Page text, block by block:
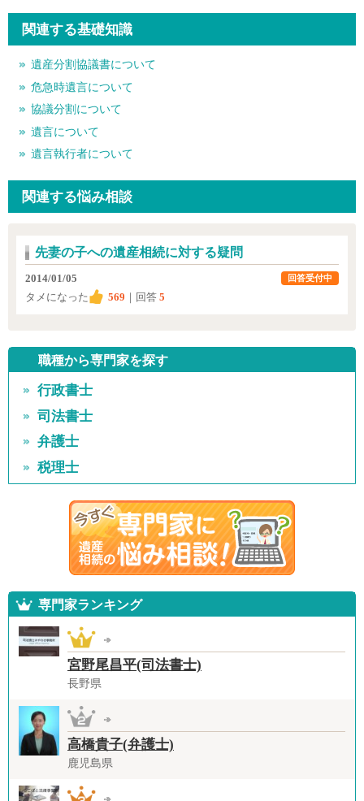
関連する基礎知識
遺産分割協議書について
危急時遺言について
協議分割について
遺言について
遺言執行者について
関連する悩み相談
先妻の子への遺産相続に対する疑問
2014/01/05
タメになった
569 ｜回答 5
回答受付中
職種から専門家を探す
行政書士
司法書士
弁護士
税理士
専門家ランキング
宮野尾昌平(司法書士)
長野県
高橋貴子(弁護士)
鹿児島県